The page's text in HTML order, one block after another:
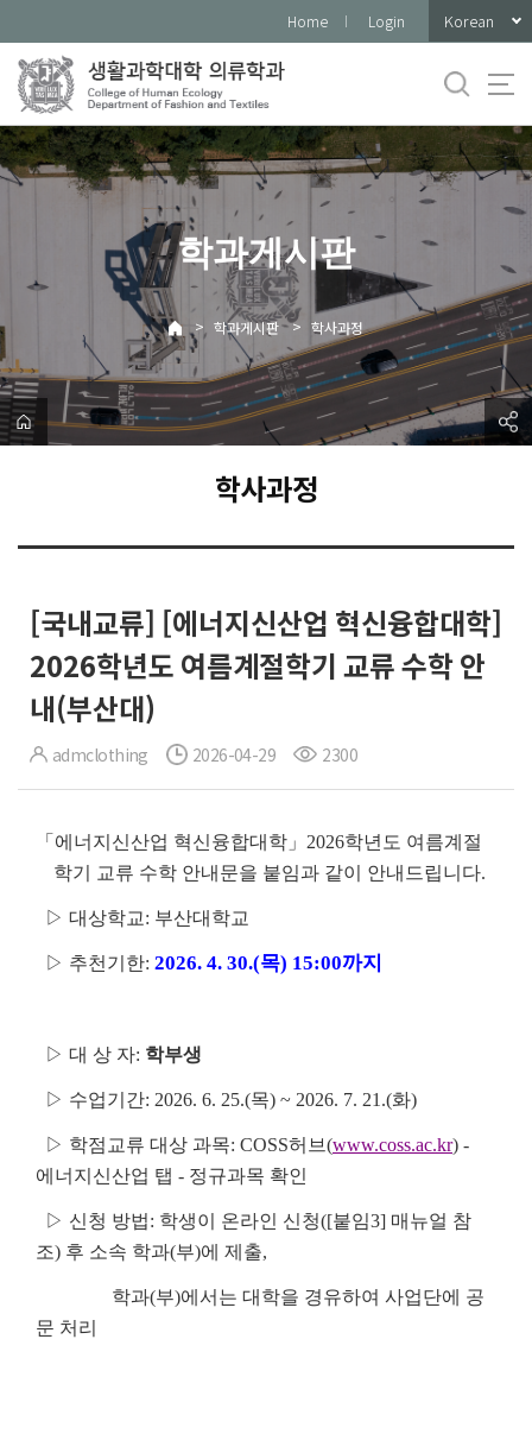
로
메
뉴
Home Login Korean
학과게시판
> 학과게시판 > 학사과정
학사과정
[국내교류] [에너지신산업 혁신융합대학]
2026학년도 여름계절학기 교류 수학 안
내(부산대)
admclothing 2026-04-29 2300
「에너지신산업 혁신융합대학」2026학년도 여름계절
학기 교류 수학 안내문을 붙임과 같이 안내드립니다.
▷ 대상학교: 부산대학교
▷ 추천기한: 2026. 4. 30.(목) 15:00까지
▷ 대 상 자: 학부생
▷ 수업기간: 2026. 6. 25.(목) ~ 2026. 7. 21.(화)
▷ 학점교류 대상 과목: COSS허브(www.coss.ac.kr) -
에너지신산업 탭 - 정규과목 확인
▷ 신청 방법: 학생이 온라인 신청([붙임3] 매뉴얼 참
조) 후 소속 학과(부)에 제출,
학과(부)에서는 대학을 경유하여 사업단에 공
문 처리